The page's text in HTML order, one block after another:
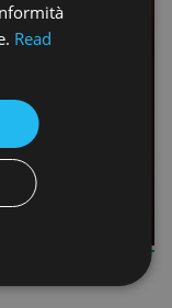
DELL’OLIO
Read